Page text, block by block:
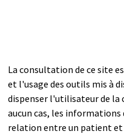
La consultation de ce site
et l'usage des outils mis à
dispenser l'utilisateur de la
aucun cas, les informations
relation entre un patient et